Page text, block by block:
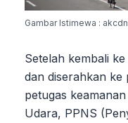
Gambar Istimewa :
Setelah kembali
dan diserahkan ke
petugas
Udara, PPNS